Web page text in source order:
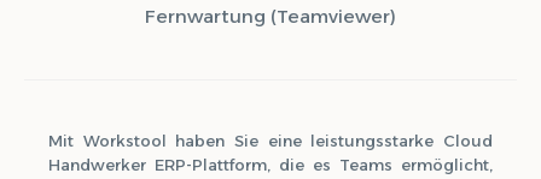
Fernwartung (Teamviewer)
Mit Workstool haben Sie eine leistungsstarke Cloud
Handwerker ERP-Plattform, die es Teams ermöglicht,